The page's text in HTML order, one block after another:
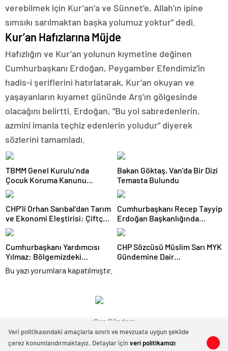
0 0
verebilmek için Kur’an’a ve Sünnet’e, Allah’ın ipine
sımsıkı sarılmaktan başka yolumuz yoktur” dedi.
Kur’an Hafızlarına Müjde
Hafızlığın ve Kur’an yolunun kıymetine değinen
Cumhurbaşkanı Erdoğan, Peygamber Efendimiz’in
hadis-i şeriflerini hatırlatarak, Kur’an okuyan ve
yaşayanların kıyamet gününde Arş’ın gölgesinde
olacağını belirtti. Erdoğan, “Bu yol sabredenlerin,
azmini imanla teçhiz edenlerin yoludur” diyerek
sözlerini tamamladı.
TBMM Genel Kurulu’nda
Çocuk Koruma Kanunu
teklifinde yeni maddeler
kabul edildi
Bakan Göktaş, Van’da Bir Dizi
Temasta Bulundu
CHP’li Orhan Sarıbal’dan Tarım
ve Ekonomi Eleştirisi: Çiftçi
Kaderiyle Baş Başa Kaldı
Cumhurbaşkanı Recep Tayyip
Erdoğan Başkanlığında
Toplanan AK Parti MKYK’da
Gündem “Terörsüz Türkiye”
Süreci Oldu
Cumhurbaşkanı Yardımcısı
Yılmaz: Bölgemizdeki
Emperyalist Tuzakları Boşa
Çıkarmaya Devam Edeceğiz
CHP Sözcüsü Müslim Sarı MYK
Gündemine Dair
Bu yazı yorumlara kapatılmıştır.
Son Gündem
Veri politikasındaki amaçlarla sınırlı ve mevzuata uygun şekilde
çerez konumlandırmaktayız. Detaylar içinveri politikamızı